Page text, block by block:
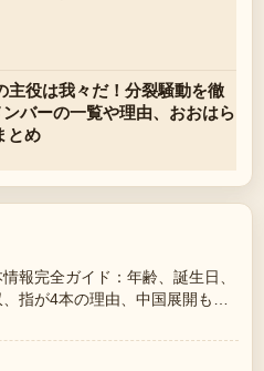
主役は我々だ！分裂騒動を徹
バーの一覧や理由、おおはら
とめ
報完全ガイド：年齢、誕生日、
指が4本の理由、中国展開も解
す。ライブ更新を続けてくだ